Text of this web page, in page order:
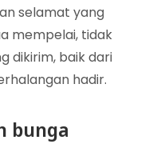
selamat yang
mempelai, tidak
dikirim, baik dari
hadir.
bunga